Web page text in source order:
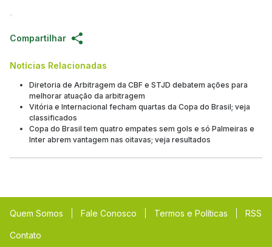
Compartilhar
Notícias Relacionadas
Diretoria de Arbitragem da CBF e STJD debatem ações para
melhorar atuação da arbitragem
Vitória e Internacional fecham quartas da Copa do Brasil; veja
classificados
Copa do Brasil tem quatro empates sem gols e só Palmeiras e
Inter abrem vantagem nas oitavas; veja resultados
Quem Somos Fale Conosco Termos e Políticas RSS
Contato